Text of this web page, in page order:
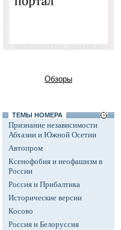
Обзоры
ТЕМЫ НОМЕРА
Признание независимости
Абхазии и Южной Осетии
Автопром
Ксенофобия и неофашизм в
России
Россия и Прибалтика
Исторические версии
Косово
Россия и Белоруссия